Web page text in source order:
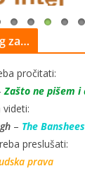
za…
pročitati:
Zašto ne pišem i
– The
preslušati:
prava